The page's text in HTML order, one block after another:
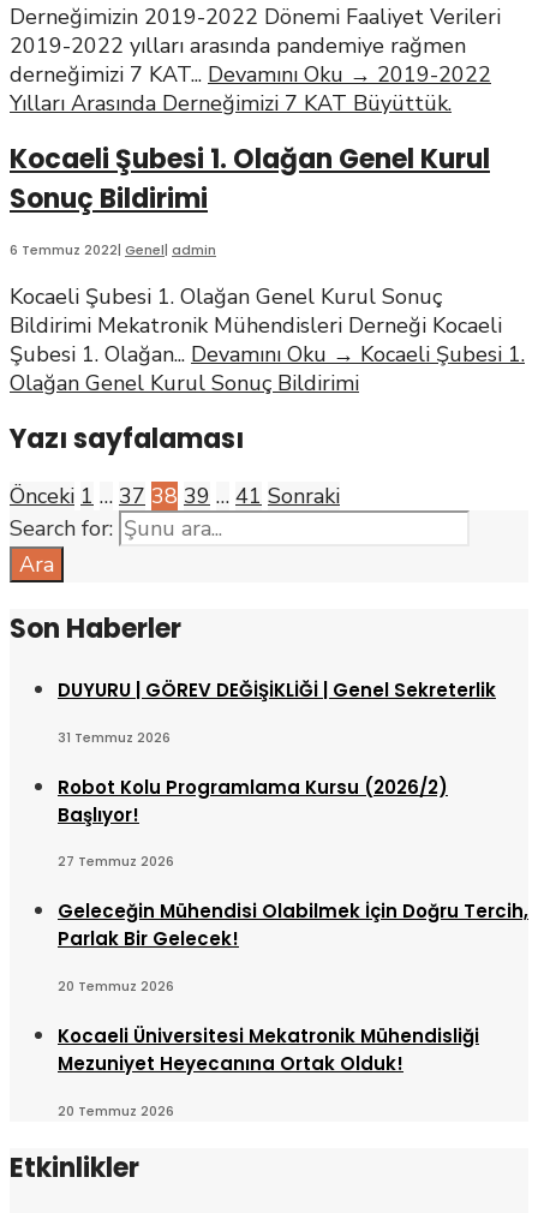
Derneğimizin 2019-2022 Dönemi Faaliyet Verileri
2019-2022 yılları arasında pandemiye rağmen
derneğimizi 7 KAT... Devamını Oku → 2019-2022
Yılları Arasında Derneğimizi 7 KAT Büyüttük.
Kocaeli Şubesi 1. Olağan Genel Kurul
Sonuç Bildirimi
6 Temmuz 2022| Genel| admin
Kocaeli Şubesi 1. Olağan Genel Kurul Sonuç
Bildirimi Mekatronik Mühendisleri Derneği Kocaeli
Şubesi 1. Olağan... Devamını Oku → Kocaeli Şubesi 1.
Olağan Genel Kurul Sonuç Bildirimi
Yazı sayfalaması
Önceki 1 … 37 38 39 … 41 Sonraki
Search for:
Ara
Son Haberler
DUYURU | GÖREV DEĞİŞİKLİĞİ | Genel Sekreterlik
31 Temmuz 2026
Robot Kolu Programlama Kursu (2026/2)
Başlıyor!
27 Temmuz 2026
Geleceğin Mühendisi Olabilmek İçin Doğru Tercih,
Parlak Bir Gelecek!
20 Temmuz 2026
Kocaeli Üniversitesi Mekatronik Mühendisliği
Mezuniyet Heyecanına Ortak Olduk!
20 Temmuz 2026
Etkinlikler